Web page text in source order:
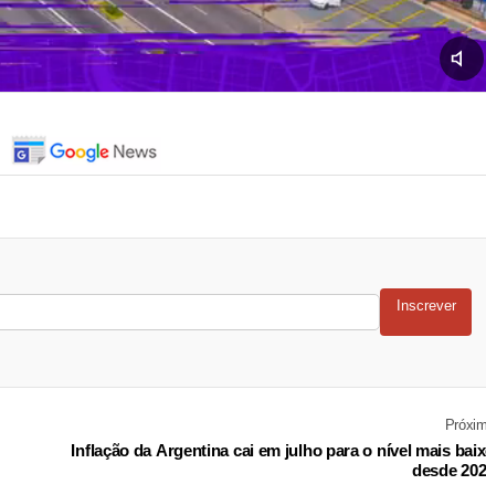
Inscrever
Inflação da Argentina cai em julho para o nível mais
desde